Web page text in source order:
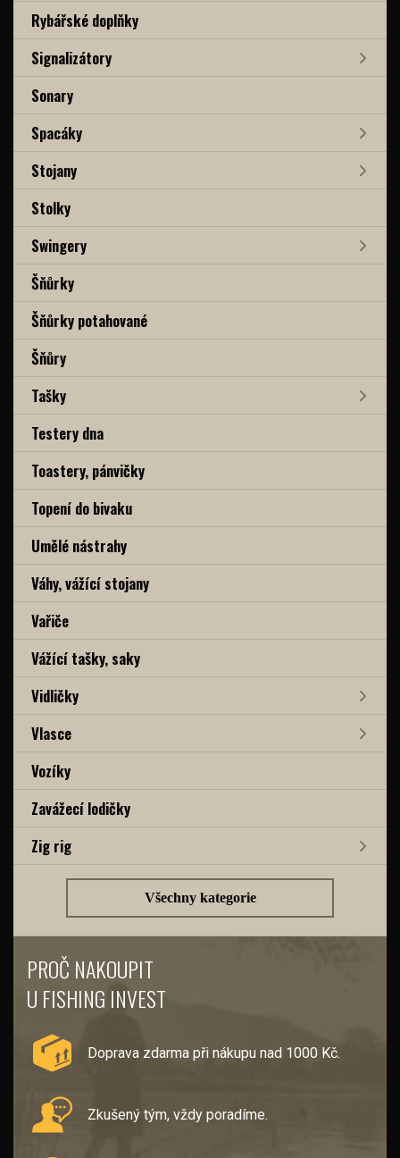
Rybářské doplňky
Signalizátory
Sonary
Spacáky
Stojany
Stolky
Swingery
Šňůrky
Šňůrky potahované
Šňůry
Tašky
Testery dna
Toastery, pánvičky
Topení do bivaku
Umělé nástrahy
Váhy, vážící stojany
Vařiče
Vážící tašky, saky
Vidličky
Vlasce
Vozíky
Zavážecí lodičky
Zig rig
Všechny kategorie
PROČ NAKOUPIT
U FISHING INVEST
Doprava zdarma při nákupu nad 1000 Kč.
Zkušený tým, vždy poradíme.